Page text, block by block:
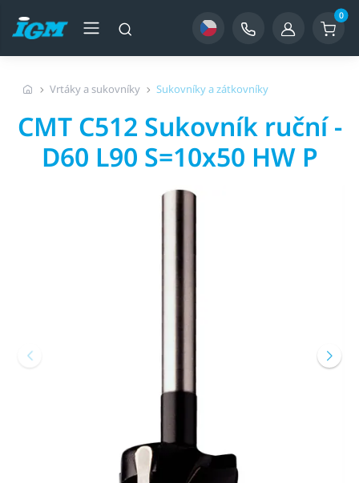
0
Vrtáky a sukovníky Sukovníky a zátkovníky
CMT C512 Sukovník ruční -
D60 L90 S=10x50 HW P